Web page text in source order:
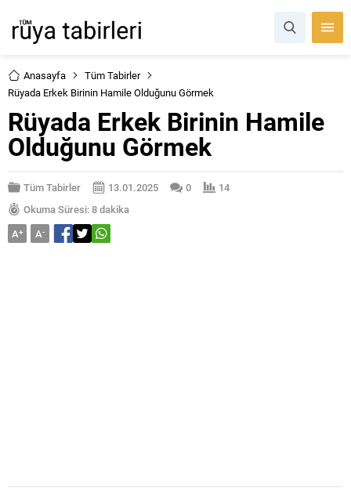
Anasayfa
Tüm Tabirler
Rüyada Erkek Birinin Hamile Olduğunu Görmek
Rüyada Erkek Birinin Hamile
Olduğunu Görmek
Tüm Tabirler 13.01.2025 0
14
Okuma Süresi: 8 dakika
A+ A-